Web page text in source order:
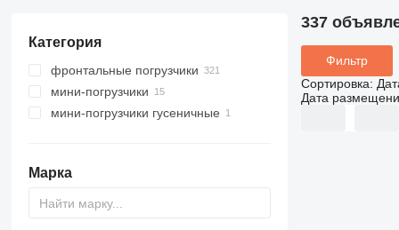
Категория
фронтальные погрузчики
мини-погрузчики
мини-погрузчики гусеничные
Марка
337
Фильтр
Сортировка:
Дата